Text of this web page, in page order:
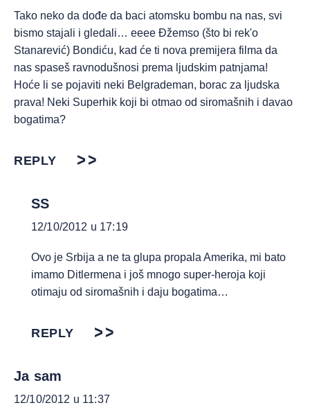
Tako neko da dođe da baci atomsku bombu na nas, svi
bismo stajali i gledali… eeee Đžemso (što bi rek'o
Stanarević) Bondiću, kad će ti nova premijera filma da
nas spaseš ravnodušnosi prema ljudskim patnjama!
Hoće li se pojaviti neki Belgrademan, borac za ljudska
prava! Neki Superhik koji bi otmao od siromašnih i davao
bogatima?
REPLY
SS
12/10/2012 u 17:19
Ovo je Srbija a ne ta glupa propala Amerika, mi bato
imamo Ditlermena i još mnogo super-heroja koji
otimaju od siromašnih i daju bogatima…
REPLY
Ja sam
12/10/2012 u 11:37